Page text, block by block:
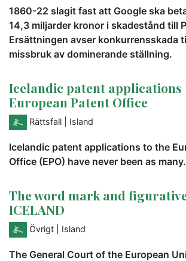
1860-22 slagit fast att Google ska
14,3 miljarder kronor i skadestånd till
Ersättningen avser konkurrensskada
missbruk av dominerande ställning.
Icelandic patent applications
European Patent Office
Rättsfall | Island
Icelandic patent applications to the
Office (EPO) have never been as many.
The word mark and
ICELAND
Övrigt | Island
The General Court of the European